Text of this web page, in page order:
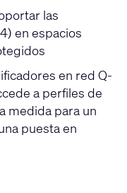
las
en espacios
en red Q-
a perfiles de
medida para un
puesta en